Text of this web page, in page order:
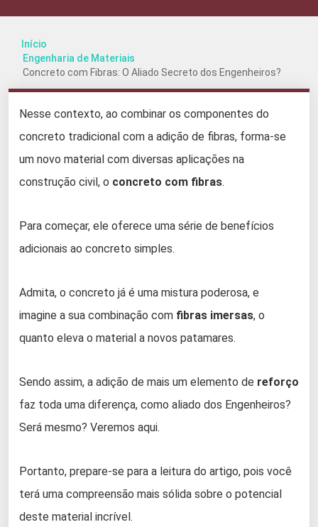
Início
Engenharia de Materiais
Concreto com Fibras: O Aliado Secreto dos Engenheiros?
Nesse contexto, ao combinar os componentes do
concreto tradicional com a adição de fibras, forma-se
um novo material com diversas aplicações na
construção civil, o concreto com fibras.
Para começar, ele oferece uma série de benefícios
adicionais ao concreto simples.
Admita, o concreto já é uma mistura poderosa, e
imagine a sua combinação com fibras imersas, o
quanto eleva o material a novos patamares.
Sendo assim, a adição de mais um elemento de reforço
faz toda uma diferença, como aliado dos Engenheiros?
Será mesmo? Veremos aqui.
Portanto, prepare-se para a leitura do artigo, pois você
terá uma compreensão mais sólida sobre o potencial
deste material incrível.